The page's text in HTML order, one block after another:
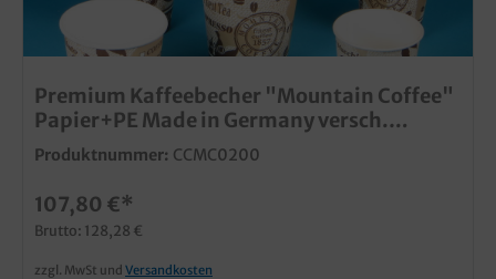
Premium Kaffeebecher "Mountain Coffee"
Papier+PE Made in Germany versch.
Größen wählbar
Produktnummer: CCMC0200
107,80 €*
Brutto: 128,28 €
zzgl. MwSt und Versandkosten